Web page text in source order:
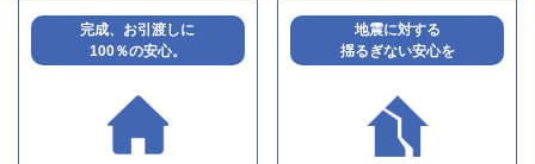
完成、お引渡しに
100％の安心。
地震に対する
揺るぎない安心を